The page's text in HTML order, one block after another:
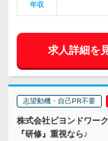
年収
求人詳細を
志望動機・自己PR不要
株式会社ビヨンドワー
『研修』重視なら♪